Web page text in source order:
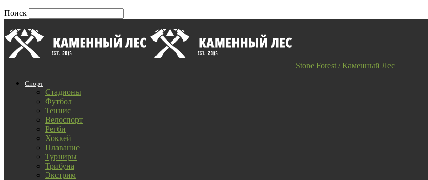
Поиск
Stone Forest / Каменный Лес
Спорт
Стадионы
Футбол
Теннис
Велоспорт
Регби
Хоккей
Плавание
Турниры
Трибуна
Экстрим